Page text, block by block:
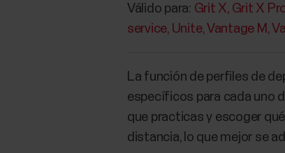
Válido para: Grit X Grit X
service Unite Vantage M
La función de perfiles de
específicos para cada uno
que practicas y escoger
distancia, lo que mejor se